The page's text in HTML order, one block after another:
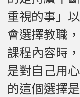
重視的事」
會選擇教職
課程內容時
是對自己用
的這個選擇